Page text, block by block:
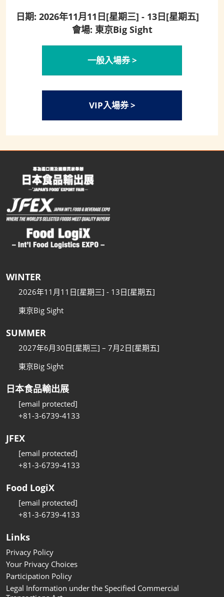
日期: 2026年11月11日[星期三] - 13日[星期五]
會場: 東京Big Sight
一般入場券 >
VIP入場券 >
WINTER
2026年11月11日[星期三] - 13日[星期五]
東京Big Sight
SUMMER
2027年6月30日[星期三] – 7月2日[星期五]
東京Big Sight
日本食品輸出展
[email protected]
+81-3-6739-4133
JFEX
[email protected]
+81-3-6739-4133
Food LogiX
[email protected]
+81-3-6739-4133
Links
Privacy Policy
Your Privacy Choices
Participation Policy
Legal Information under the Specified Commercial